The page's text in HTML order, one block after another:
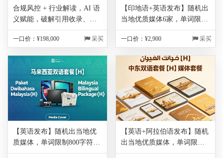
合规风控 + 行业解读，AI 语
义赋能，破解引用收录、排
名优化痛点,3套AI询盘线索
专题库
一口价：¥198,000 采买
【印地语+英语发布】随机出
当地优质媒体6家，单词限制
800字符以内（每超出100单
词，额外收取200元，不满
片免费1张，包翻译，保底链
接200家！！！
一口价：¥2,900 采买
【英语发布】随机出当地优
质媒体，单词限制800字符以
内（每超出100单词，额外收
【英语+阿拉伯语发布】随机
出当地优质媒体，单词限制
800字符以内（每超出100单